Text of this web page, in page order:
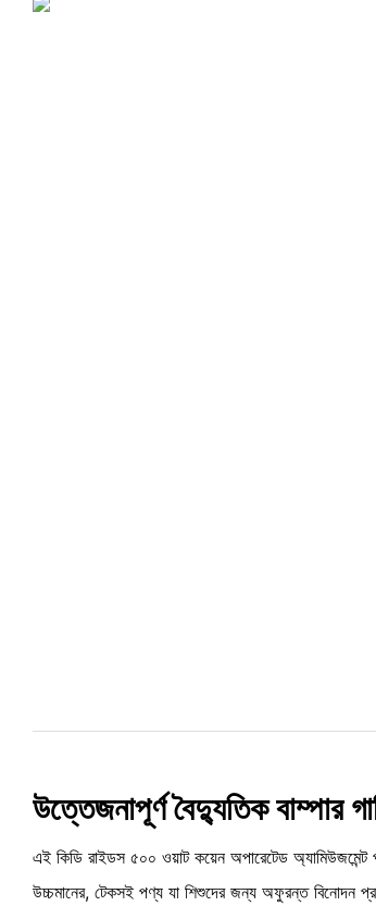
উত্তেজনাপূর্ণ বৈদ্যুতিক বাম্পার
এই কিডি রাইডস ৫০০ ওয়াট কয়েন অপারেটেড অ্যামিউজমেন্ট
উচ্চমানের, টেকসই পণ্য যা শিশুদের জন্য অফুরন্ত বিনোদন